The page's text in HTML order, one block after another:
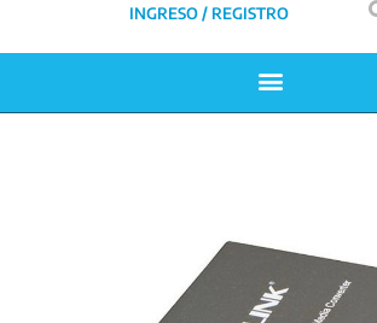
INGRESO / REGISTRO